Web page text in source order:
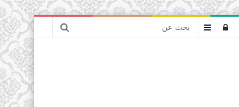
بحث
عمودتسجيل